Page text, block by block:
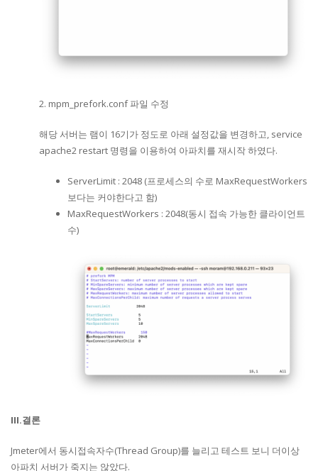
2. mpm_prefork.conf 파일 수정
해당 서버는 램이 16기가 정도로 아래 설정값을 변경하고, service
apache2 restart 명령을 이용하여 아파치를 재시작 하였다.
ServerLimit : 2048 (프로세스의 수로 MaxRequestWorkers
보다는 커야한다고 함)
MaxRequestWorkers : 2048(동시 접속 가능한 클라이언트
수)
III.결론
Jmeter에서 동시접속자수(Thread Group)를 늘리고 테스트 보니 더이상
아파치 서버가 죽지는 않았다.